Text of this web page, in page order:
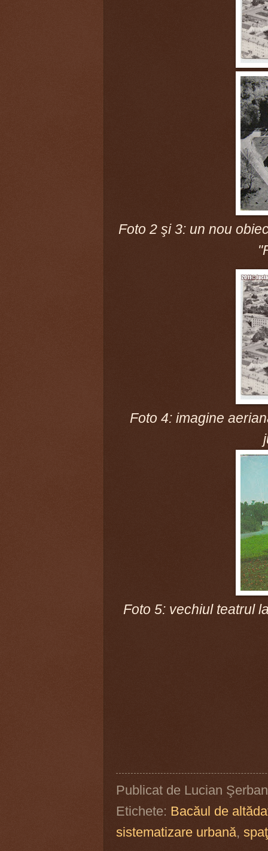
Foto 2 şi 3: un nou
Foto 4: imagine
Foto 5: vechiul teatrul
Publicat de Lucian Şerban
Etichete: Bacăul de
sistematizare urbană,